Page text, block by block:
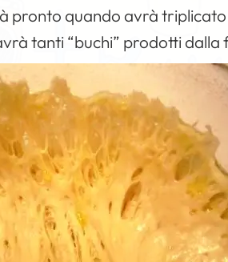
pronto quando avrà
tanti “buchi” prodotti dalla